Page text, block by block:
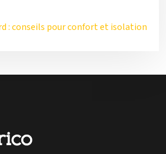
: conseils pour confort et isolation